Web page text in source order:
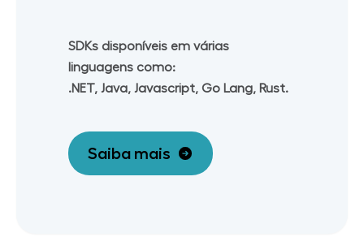
SDKs disponíveis em várias
linguagens como:
.NET, Java, Javascript, Go Lang, Rust.
Saiba mais